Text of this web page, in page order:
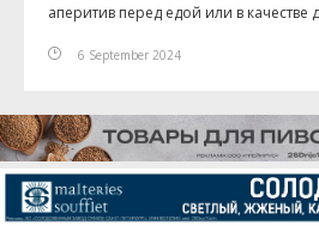
аперитив перед едой или в качестве
6 September 2024